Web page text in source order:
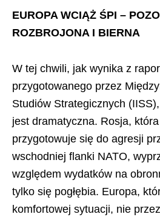
EUROPA WCIĄŻ ŚPI –
ROZBROJONA I BIERNA
W tej chwili, jak wynika z
przygotowanego przez
Studiów Strategicznych
jest dramatyczna. Rosja,
przygotowuje się do agresji
wschodniej flanki NATO,
względem wydatków na
tylko się pogłębia. Europa,
komfortowej sytuacji, nie